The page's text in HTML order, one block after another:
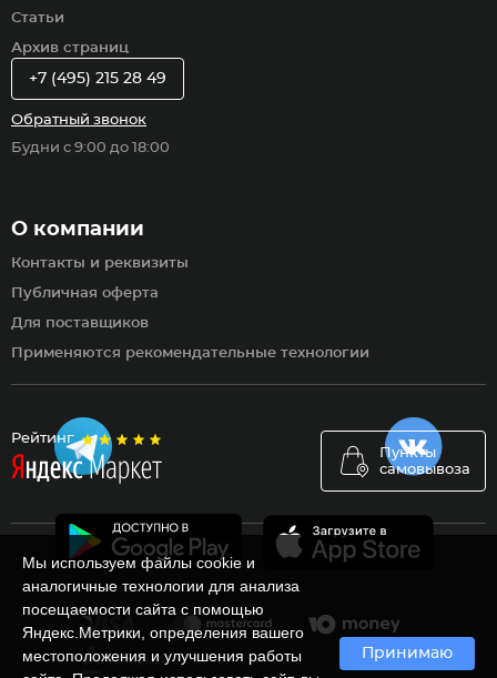
Рейтинг
Пункты
самовывоза
Статьи
Архив страниц
О компании
Контакты и реквизиты
Публичная оферта
Для поставщиков
Применяются рекомендательные технологии
+7 (495) 215 28 49
Обратный звонок
Будни с 9:00 до 18:00
Мы используем файлы cookie и
аналогичные технологии для анализа
посещаемости сайта с помощью
Яндекс.Метрики, определения вашего
местоположения и улучшения работы
Принимаю